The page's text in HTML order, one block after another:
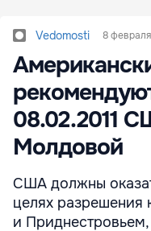
Vedomosti 8 февраля
08.02.2011
Молдовой
США должны
целях
и